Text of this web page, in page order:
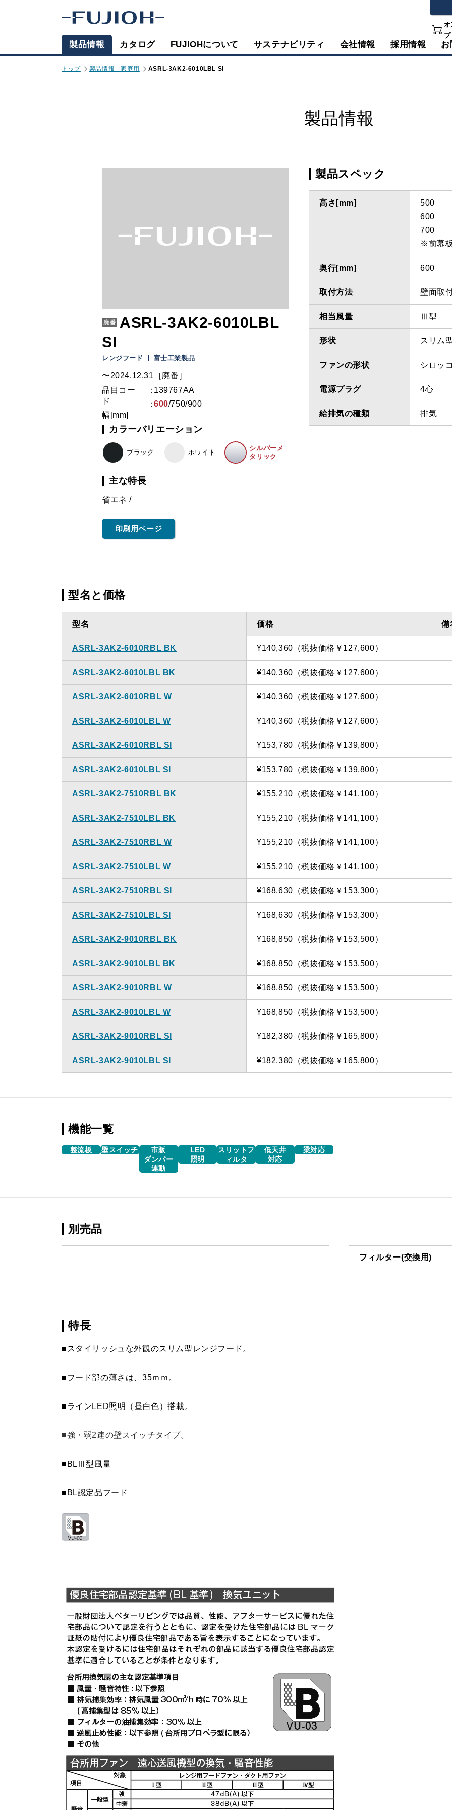
オ
プ
製品情報 カタログ FUJIOHについて サステナビリティ 会社情報 採用情報 お
トップ 製品情報 - 家庭用 ASRL-3AK2-6010LBL SI
製品情報
ASRL-3AK2-6010LBL
SI
レンジフード 富士工業製品
〜2024.12.31［廃番］
品目コー
ド
139767AA
幅[mm]
600/750/900
カラーバリエーション
ブラック ホワイト
シルバーメ
タリック
主な特長
省エネ
印刷用ページ
製品スペック
高さ[mm]
500
600
700
※前幕
奥行[mm] 600
取付方法 壁面取
相当風量 Ⅲ型
形状 スリム
ファンの形状 シロッ
電源プラグ 4心
給排気の種類 排気
型名と価格
型名 価格 備
ASRL-3AK2-6010RBL BK ¥140,360（税抜価格￥127,600）
ASRL-3AK2-6010LBL BK ¥140,360（税抜価格￥127,600）
ASRL-3AK2-6010RBL W ¥140,360（税抜価格￥127,600）
ASRL-3AK2-6010LBL W ¥140,360（税抜価格￥127,600）
ASRL-3AK2-6010RBL SI ¥153,780（税抜価格￥139,800）
ASRL-3AK2-6010LBL SI ¥153,780（税抜価格￥139,800）
ASRL-3AK2-7510RBL BK ¥155,210（税抜価格￥141,100）
ASRL-3AK2-7510LBL BK ¥155,210（税抜価格￥141,100）
ASRL-3AK2-7510RBL W ¥155,210（税抜価格￥141,100）
ASRL-3AK2-7510LBL W ¥155,210（税抜価格￥141,100）
ASRL-3AK2-7510RBL SI ¥168,630（税抜価格￥153,300）
ASRL-3AK2-7510LBL SI ¥168,630（税抜価格￥153,300）
ASRL-3AK2-9010RBL BK ¥168,850（税抜価格￥153,500）
ASRL-3AK2-9010LBL BK ¥168,850（税抜価格￥153,500）
ASRL-3AK2-9010RBL W ¥168,850（税抜価格￥153,500）
ASRL-3AK2-9010LBL W ¥168,850（税抜価格￥153,500）
ASRL-3AK2-9010RBL SI ¥182,380（税抜価格￥165,800）
ASRL-3AK2-9010LBL SI ¥182,380（税抜価格￥165,800）
機能一覧
整流板 壁スイッチ
市販
ダンパー
連動
LED
照明
スリットフ
ィルタ
低天井
対応
梁対応
別売品
フィルター(交換用)
特長
■スタイリッシュな外観のスリム型レンジフード。
■フード部の薄さは、35ｍｍ。
■ラインLED照明（昼白色）搭載。
■強・弱2速の壁スイッチタイプ。
■BLⅢ型風量
■BL認定品フード